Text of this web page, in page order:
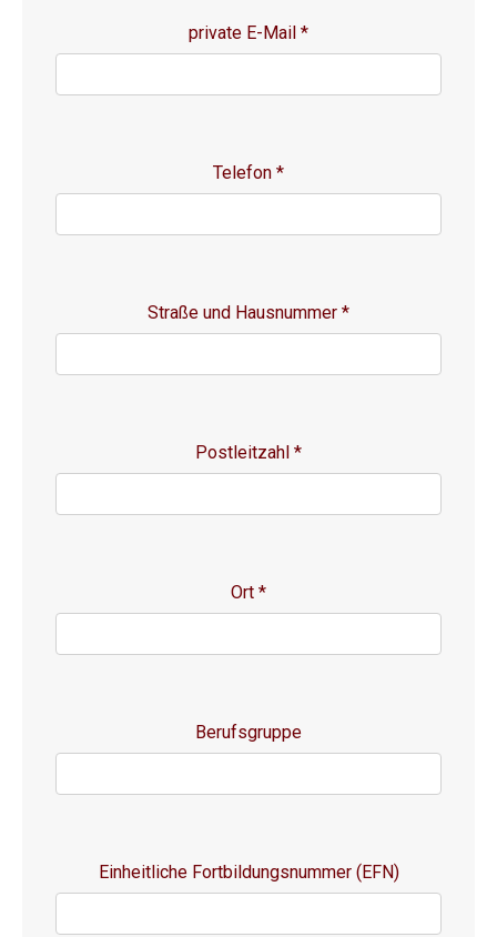
private E-Mail *
Telefon *
Straße und Hausnummer *
Postleitzahl *
Ort *
Berufsgruppe
Einheitliche Fortbildungsnummer (EFN)